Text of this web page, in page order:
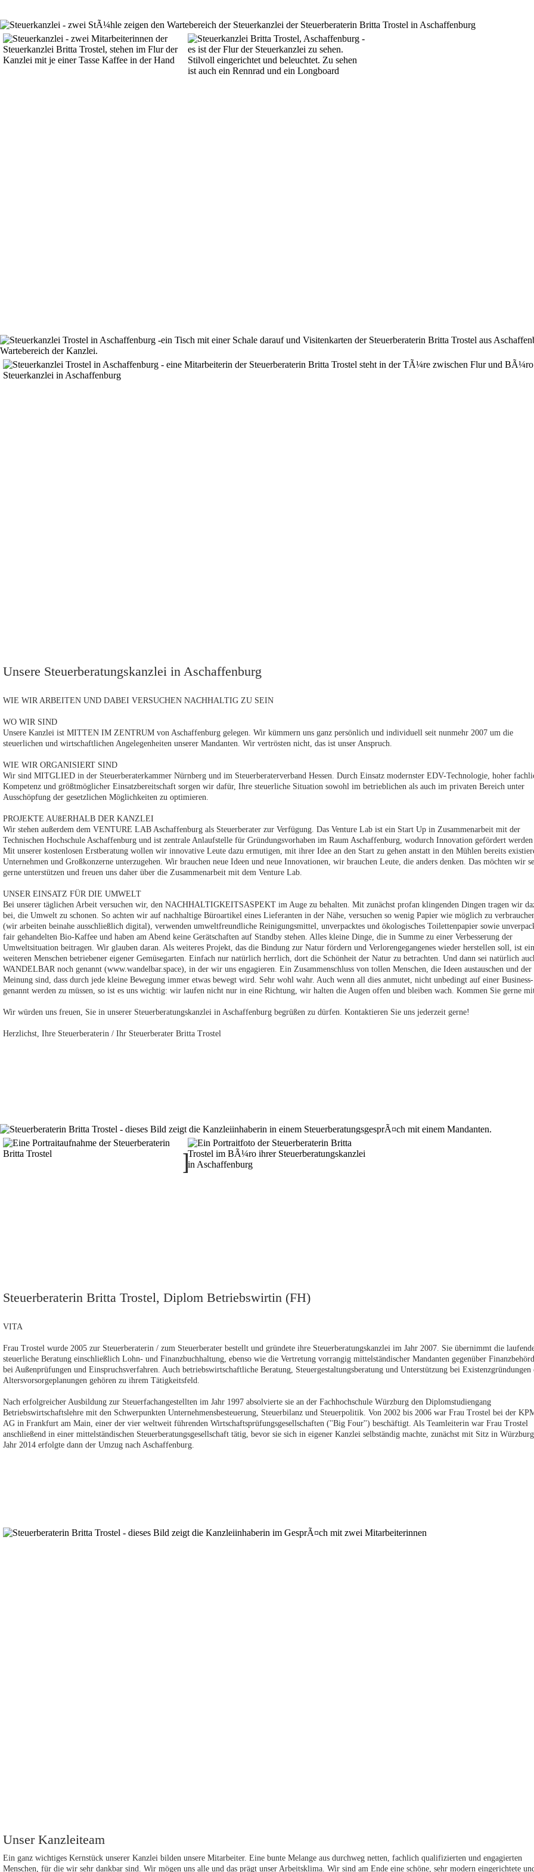
Kanzlei
Unsere Steuerberatungskanzlei in Aschaffenburg
WIE WIR ARBEITEN UND DABEI VERSUCHEN NACHHALTIG ZU SEIN
WO WIR SIND
Unsere Kanzlei ist MITTEN IM ZENTRUM von Aschaffenburg gelegen. Wir kümmern uns ganz persönlich und individuell seit nunmehr 2007 um die
steuerlichen und wirtschaftlichen Angelegenheiten unserer Mandanten. Wir vertrösten nicht, das ist unser Anspruch.
WIE WIR ORGANISIERT SIND
Wir sind MITGLIED in der Steuerberaterkammer Nürnberg und im Steuerberaterverband Hessen. Durch Einsatz modernster EDV-Technologie, hoher
Kompetenz und größtmöglicher Einsatzbereitschaft sorgen wir dafür, Ihre steuerliche Situation sowohl im betrieblichen als auch im privaten Bereich unter
Ausschöpfung der gesetzlichen Möglichkeiten zu optimieren.
PROJEKTE AUßERHALB DER KANZLEI
Wir stehen außerdem dem VENTURE LAB Aschaffenburg als Steuerberater zur Verfügung. Das Venture Lab ist ein Start Up in Zusammenarbeit mit der
Technischen Hochschule Aschaffenburg und ist zentrale Anlaufstelle für Gründungsvorhaben im Raum Aschaffenburg, wodurch Innovation gefördert
Mit unserer kostenlosen Erstberatung wollen wir innovative Leute dazu ermutigen, mit ihrer Idee an den Start zu gehen anstatt in den Mühlen bereits
Unternehmen und Großkonzerne unterzugehen. Wir brauchen neue Ideen und neue Innovationen, wir brauchen Leute, die anders denken. Das möchten wir
gerne unterstützen und freuen uns daher über die Zusammenarbeit mit dem Venture Lab.
UNSER EINSATZ FÜR DIE UMWELT
Bei unserer täglichen Arbeit versuchen wir, den NACHHALTIGKEITSASPEKT im Auge zu behalten. Mit zunächst profan klingenden Dingen tragen wir
bei, die Umwelt zu schonen. So achten wir auf nachhaltige Büroartikel eines Lieferanten in der Nähe, versuchen so wenig Papier wie möglich zu
(wir arbeiten beinahe ausschließlich digital), verwenden umweltfreundliche Reinigungsmittel, unverpacktes und ökologisches Toilettenpapier sowie
fair gehandelten Bio-Kaffee und haben am Abend keine Gerätschaften auf Standby stehen. Alles kleine Dinge, die in Summe zu einer Verbesserung der
Umweltsituation beitragen. Wir glauben daran. Als weiteres Projekt, das die Bindung zur Natur fördern und Verlorengegangenes wieder herstellen soll, ist
weiteren Menschen betriebener eigener Gemüsegarten. Einfach nur natürlich herrlich, dort die Schönheit der Natur zu betrachten. Und dann sei natürlich
WANDELBAR noch genannt (www.wandelbar.space), in der wir uns engagieren. Ein Zusammenschluss von tollen Menschen, die Ideen austauschen und der
Meinung sind, dass durch jede kleine Bewegung immer etwas bewegt wird. Sehr wohl wahr. Auch wenn all dies anmutet, nicht unbedingt auf einer
genannt werden zu müssen, so ist es uns wichtig: wir laufen nicht nur in eine Richtung, wir halten die Augen offen und bleiben wach. Kommen Sie gerne
Wir würden uns freuen, Sie in unserer Steuerberatungskanzlei in Aschaffenburg begrüßen zu dürfen. Kontaktieren Sie uns jederzeit gerne!
Herzlichst, Ihre Steuerberaterin / Ihr Steuerberater Britta Trostel
Steuerberaterin Britta Trostel
Steuerberaterin Britta Trostel, Diplom Betriebswirtin (FH)
VITA
Frau Trostel wurde 2005 zur Steuerberaterin / zum Steuerberater bestellt und gründete ihre Steuerberatungskanzlei im Jahr 2007. Sie übernimmt die
steuerliche Beratung einschließlich Lohn- und Finanzbuchhaltung, ebenso wie die Vertretung vorrangig mittelständischer Mandanten gegenüber
bei Außenprüfungen und Einspruchsverfahren. Auch betriebswirtschaftliche Beratung, Steuergestaltungsberatung und Unterstützung bei Existenzgründungen
Altersvorsorgeplanungen gehören zu ihrem Tätigkeitsfeld.
Nach erfolgreicher Ausbildung zur Steuerfachangestellten im Jahr 1997 absolvierte sie an der Fachhochschule Würzburg den Diplomstudiengang
Betriebswirtschaftslehre mit den Schwerpunkten Unternehmensbesteuerung, Steuerbilanz und Steuerpolitik. Von 2002 bis 2006 war Frau Trostel bei der
AG in Frankfurt am Main, einer der vier weltweit führenden Wirtschaftsprüfungsgesellschaften (''Big Four'') beschäftigt. Als Teamleiterin war Frau Trostel
anschließend in einer mittelständischen Steuerberatungsgesellschaft tätig, bevor sie sich in eigener Kanzlei selbständig machte, zunächst mit Sitz in
Jahr 2014 erfolgte dann der Umzug nach Aschaffenburg.
Unser Kanzleiteam
Ein ganz wichtiges Kernstück unserer Kanzlei bilden unsere Mitarbeiter. Eine bunte Melange aus durchweg netten, fachlich qualifizierten und engagierten
Menschen, für die wir sehr dankbar sind. Wir mögen uns alle und das prägt unser Arbeitsklima. Wir sind am Ende eine schöne, sehr modern eingerichtete